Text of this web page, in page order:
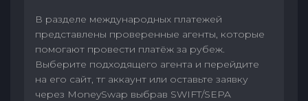
В разделе международных платежей
представлены проверенные агенты, которые
помогают провести платёж за рубеж.
Выберите подходящего агента и перейдите
на его сайт, тг аккаунт или оставьте заявку
через MoneySwap выбрав SWIFT/SEPA